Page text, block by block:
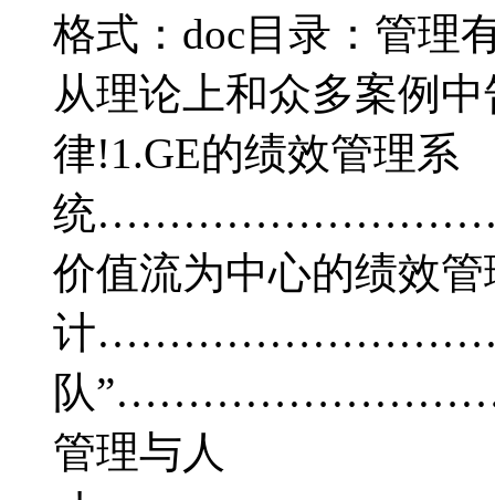
格式：doc目录：管理
从理论上和众多案例
律!1.GE的绩效管理系
统
价值流为中心的绩效
计
队
管理与人